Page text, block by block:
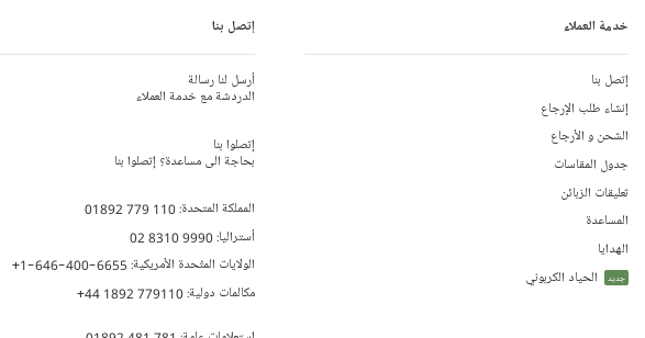
خدمة العملاء
إتصل بنا
إنشاء طلب الإرجاع
الشحن و الأرجاع
جدول المقاسات
تعليقات الزبائن
المساعدة
الهدايا
جديد الحياد الكربوني
إتصل بنا
أرسل لنا رسالة
الدردشة مع خدمة العملاء
إتصلوا بنا
بحاجة الى مساعدة؟ إتصلوا بنا
المملكة المتحدة:01892 779 110
أستراليا:02 8310 9990
الولايات المتّحدة الأمريكية: +1-646-400-6655
مكالمات دولية:+44 1892 779110